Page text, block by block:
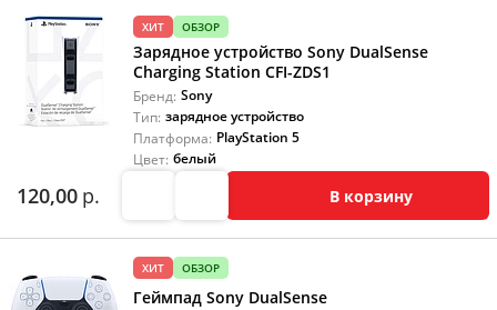
ХИТ ОБЗОР
Зарядное устройство Sony DualSense
Charging Station CFI-ZDS1
Бренд: Sony
Тип: зарядное устройство
Платформа: PlayStation 5
Цвет: белый
120,00 р. В корзину
ХИТ ОБЗОР
Геймпад Sony DualSense